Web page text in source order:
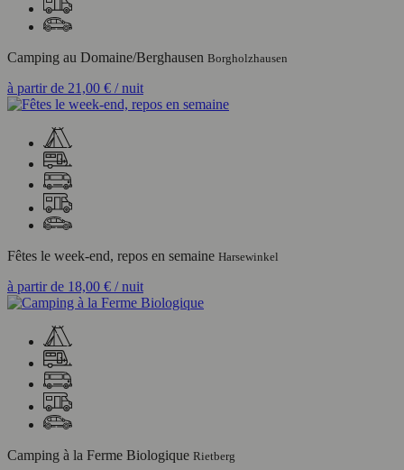
Camping au Domaine/Berghausen Borgholzhausen
à partir de 21,00 € / nuit
Fêtes le week-end, repos en semaine Harsewinkel
à partir de 18,00 € / nuit
Camping à la Ferme Biologique Rietberg